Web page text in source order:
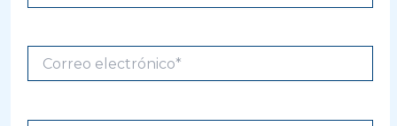
electrónico*